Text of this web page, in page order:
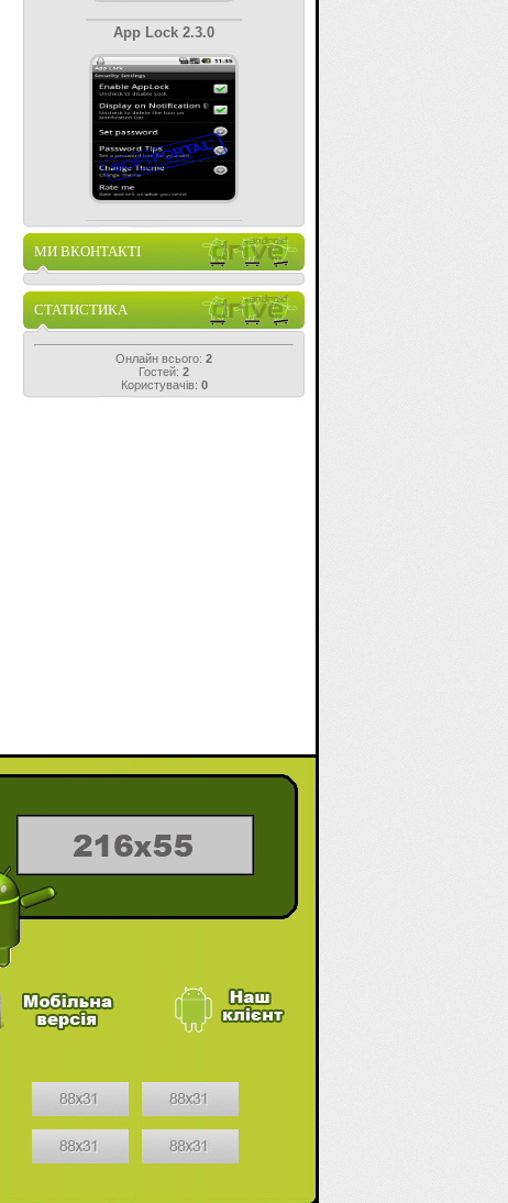
App Lock 2.3.0
МИ ВКОНТАКТІ
СТАТИСТИКА
Онлайн всього: 2
Гостей: 2
Користувачів: 0